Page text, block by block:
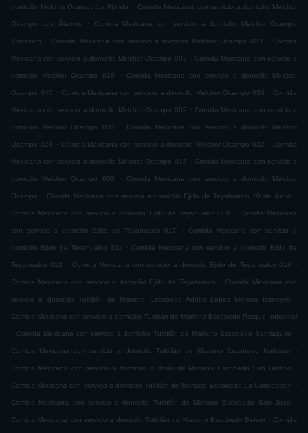
domicilio Melchor Ocampo La Florida . Comida Mexicana con servicio a domicilio Melchor
Ocampo Los Álamos . Comida Mexicana con servicio a domicilio Melchor Ocampo
Visitacion . Comida Mexicana con servicio a domicilio Melchor Ocampo 023 . Comida
Mexicana con servicio a domicilio Melchor Ocampo 002 . Comida Mexicana con servicio a
domicilio Melchor Ocampo 026 . Comida Mexicana con servicio a domicilio Melchor
Ocampo 040 . Comida Mexicana con servicio a domicilio Melchor Ocampo 036 . Comida
Mexicana con servicio a domicilio Melchor Ocampo 009 . Comida Mexicana con servicio a
domicilio Melchor Ocampo 033 . Comida Mexicana con servicio a domicilio Melchor
Ocampo 024 . Comida Mexicana con servicio a domicilio Melchor Ocampo 032 . Comida
Mexicana con servicio a domicilio Melchor Ocampo 018 . Comida Mexicana con servicio a
domicilio Melchor Ocampo 008 . Comida Mexicana con servicio a domicilio Melchor
Ocampo . Comida Mexicana con servicio a domicilio Ejido de Teyahualco 10 de Junio .
Comida Mexicana con servicio a domicilio Ejido de Teyahualco 008 . Comida Mexicana
con servicio a domicilio Ejido de Teyahualco 017 . Comida Mexicana con servicio a
domicilio Ejido de Teyahualco 011 . Comida Mexicana con servicio a domicilio Ejido de
Teyahualco 012 . Comida Mexicana con servicio a domicilio Ejido de Teyahualco 014 .
Comida Mexicana con servicio a domicilio Ejido de Teyahualco . Comida Mexicana con
servicio a domicilio Tultitlán de Mariano Escobedo Adolfo López Mateos Issemym .
Comida Mexicana con servicio a domicilio Tultitlán de Mariano Escobedo Parque Industrial
. Comida Mexicana con servicio a domicilio Tultitlán de Mariano Escobedo Santiaguito .
Comida Mexicana con servicio a domicilio Tultitlán de Mariano Escobedo Nativitas .
Comida Mexicana con servicio a domicilio Tultitlán de Mariano Escobedo San Bartolo .
Comida Mexicana con servicio a domicilio Tultitlán de Mariano Escobedo La Concepción .
Comida Mexicana con servicio a domicilio Tultitlán de Mariano Escobedo San Juan .
Comida Mexicana con servicio a domicilio Tultitlán de Mariano Escobedo Belem . Comida